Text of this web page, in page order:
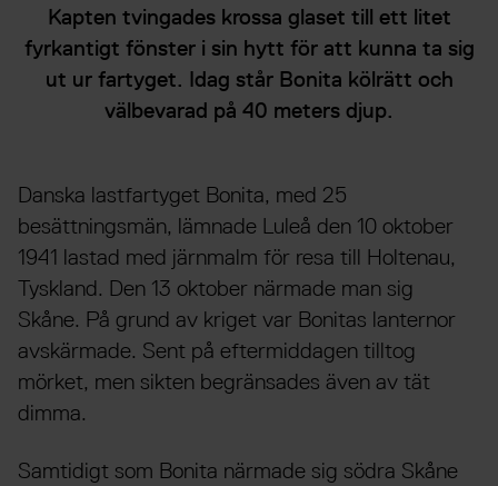
Kapten tvingades krossa glaset till ett litet
fyrkantigt fönster i sin hytt för att kunna ta sig
ut ur fartyget. Idag står Bonita kölrätt och
välbevarad på 40 meters djup.
Danska lastfartyget Bonita, med 25
besättningsmän, lämnade Luleå den 10 oktober
1941 lastad med järnmalm för resa till Holtenau,
Tyskland. Den 13 oktober närmade man sig
Skåne. På grund av kriget var Bonitas lanternor
avskärmade. Sent på eftermiddagen tilltog
mörket, men sikten begränsades även av tät
dimma.
Samtidigt som Bonita närmade sig södra Skåne